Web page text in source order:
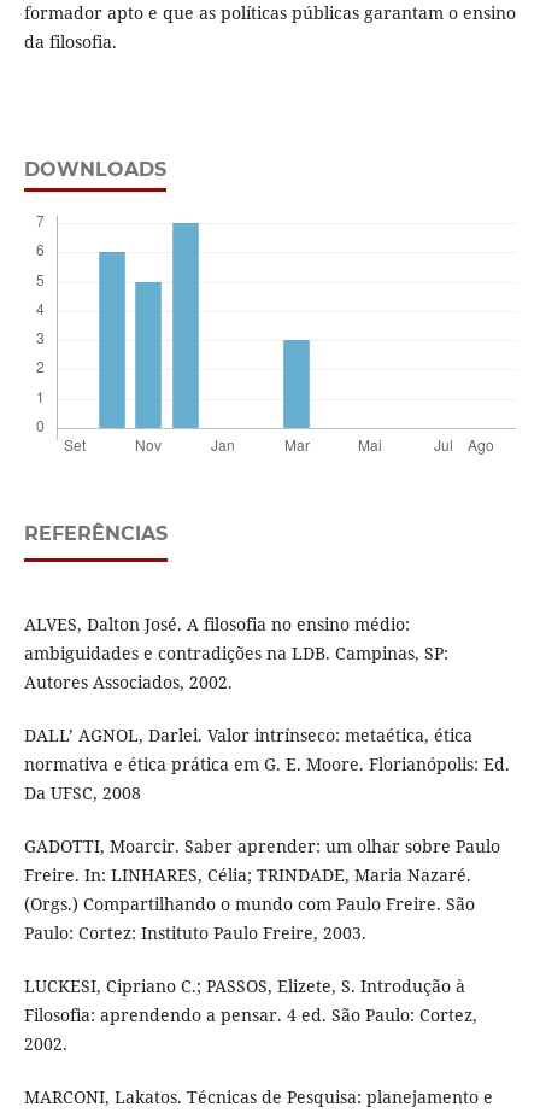
formador apto e que as políticas públicas garantam o ensino
da filosofia.
DOWNLOADS
REFERÊNCIAS
ALVES, Dalton José. A filosofia no ensino médio:
ambiguidades e contradições na LDB. Campinas, SP:
Autores Associados, 2002.
DALL’ AGNOL, Darlei. Valor intrínseco: metaética, ética
normativa e ética prática em G. E. Moore. Florianópolis: Ed.
Da UFSC, 2008
GADOTTI, Moarcir. Saber aprender: um olhar sobre Paulo
Freire. In: LINHARES, Célia; TRINDADE, Maria Nazaré.
(Orgs.) Compartilhando o mundo com Paulo Freire. São
Paulo: Cortez: Instituto Paulo Freire, 2003.
LUCKESI, Cipriano C.; PASSOS, Elizete, S. Introdução à
Filosofia: aprendendo a pensar. 4 ed. São Paulo: Cortez,
2002.
MARCONI, Lakatos. Técnicas de Pesquisa: planejamento e